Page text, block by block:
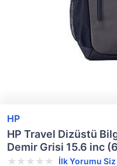
HP
HP Travel Dizüstü
Demir Grisi 15.6 inc
İlk Yorumu Siz